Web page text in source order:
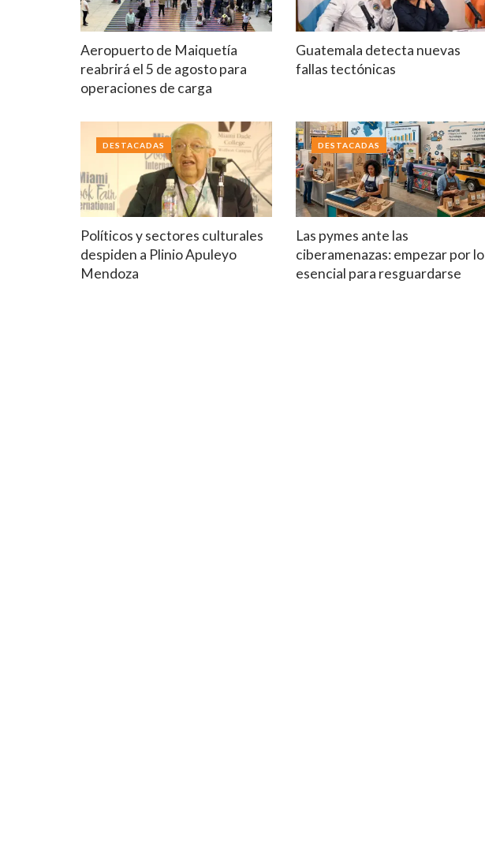
Aeropuerto de Maiquetía
reabrirá el 5 de agosto para
operaciones de carga
Guatemala detecta nuevas
fallas tectónicas
Políticos y sectores culturales
despiden a Plinio Apuleyo
Mendoza
DESTACADAS
Las pymes ante las
ciberamenazas: empezar por lo
esencial para resguardarse
DESTACADAS